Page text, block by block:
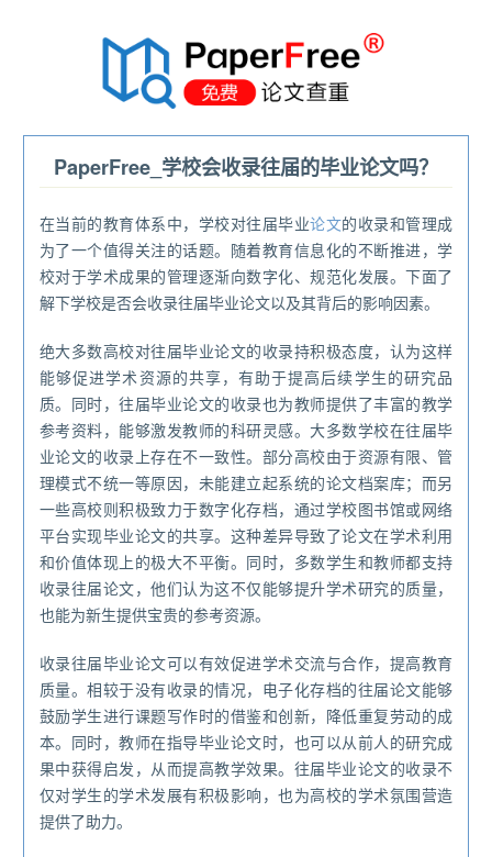
PaperFree_学校会收录往届的毕业论文吗？
在当前的教育体系中，学校对往届毕业论文的收录和管理成
为了一个值得关注的话题。随着教育信息化的不断推进，学
校对于学术成果的管理逐渐向数字化、规范化发展。下面了
解下学校是否会收录往届毕业论文以及其背后的影响因素。
绝大多数高校对往届毕业论文的收录持积极态度，认为这样
能够促进学术资源的共享，有助于提高后续学生的研究品
质。同时，往届毕业论文的收录也为教师提供了丰富的教学
参考资料，能够激发教师的科研灵感。大多数学校在往届毕
业论文的收录上存在不一致性。部分高校由于资源有限、管
理模式不统一等原因，未能建立起系统的论文档案库；而另
一些高校则积极致力于数字化存档，通过学校图书馆或网络
平台实现毕业论文的共享。这种差异导致了论文在学术利用
和价值体现上的极大不平衡。同时，多数学生和教师都支持
收录往届论文，他们认为这不仅能够提升学术研究的质量，
也能为新生提供宝贵的参考资源。
收录往届毕业论文可以有效促进学术交流与合作，提高教育
质量。相较于没有收录的情况，电子化存档的往届论文能够
鼓励学生进行课题写作时的借鉴和创新，降低重复劳动的成
本。同时，教师在指导毕业论文时，也可以从前人的研究成
果中获得启发，从而提高教学效果。往届毕业论文的收录不
仅对学生的学术发展有积极影响，也为高校的学术氛围营造
提供了助力。